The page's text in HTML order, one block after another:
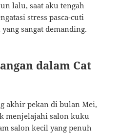
lalu, saat aku tengah
stress pasca-cuti
sangat demanding.
dalam Cat
akhir pekan di bulan Mei,
menjelajahi salon kuku
salon kecil yang penuh